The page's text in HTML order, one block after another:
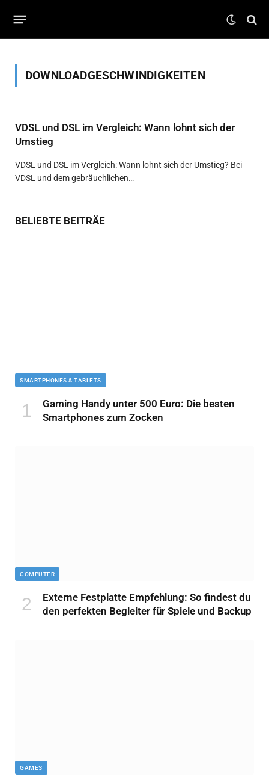
DOWNLOADGESCHWINDIGKEITEN
VDSL und DSL im Vergleich: Wann lohnt sich der
Umstieg
VDSL und DSL im Vergleich: Wann lohnt sich der Umstieg? Bei
VDSL und dem gebräuchlichen…
BELIEBTE BEITRÄE
SMARTPHONES & TABLETS
Gaming Handy unter 500 Euro: Die besten
Smartphones zum Zocken
COMPUTER
Externe Festplatte Empfehlung: So findest du
den perfekten Begleiter für Spiele und Backup
GAMES